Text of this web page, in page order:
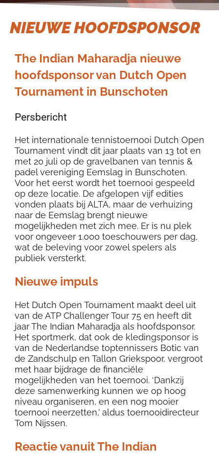
NIEUWE HOOFDSPONSOR
The Indian Maharadja nieuwe
hoofdsponsor van Dutch Open
Tournament in Bunschoten
Persbericht
Het internationale tennistoernooi Dutch Open
Tournament vindt dit jaar plaats van 13 tot en
met 20 juli op de gravelbanen van tennis &
padel vereniging Eemslag in Bunschoten.
Voor het eerst wordt het toernooi gespeeld
op deze locatie. De afgelopen vijf edities
vonden plaats bij ALTA, maar de verhuizing
naar de Eemslag brengt nieuwe
mogelijkheden met zich mee. Er is nu plek
voor ongeveer 1.000 toeschouwers per dag,
wat de beleving voor zowel spelers als
publiek versterkt.
Nieuwe impuls
Het Dutch Open Tournament maakt deel uit
van de ATP Challenger Tour 75 en heeft dit
jaar The Indian Maharadja als hoofdsponsor.
Het sportmerk, dat ook de kledingsponsor is
van de Nederlandse toptennissers Botic van
de Zandschulp en Tallon Griekspoor, vergroot
met haar bijdrage de financiële
mogelijkheden van het toernooi. ‘Dankzij
deze samenwerking kunnen we op hoog
niveau organiseren, en een nog mooier
toernooi neerzetten,’ aldus toernooidirecteur
Tom Nijssen.
Reactie vanuit The Indian